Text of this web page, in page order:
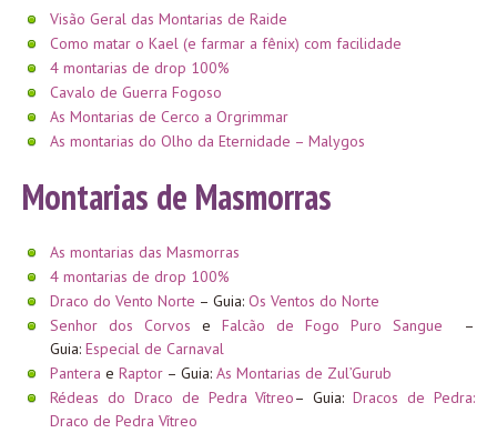
Visão Geral das Montarias de Raide
Como matar o Kael (e farmar a fênix) com facilidade
4 montarias de drop 100%
Cavalo de Guerra Fogoso
As Montarias de Cerco a Orgrimmar
As montarias do Olho da Eternidade – Malygos
Montarias de Masmorras
As montarias das Masmorras
4 montarias de drop 100%
Draco do Vento Norte – Guia: Os Ventos do Norte
Senhor dos Corvos e Falcão de Fogo Puro Sangue –
Guia: Especial de Carnaval
Pantera e Raptor – Guia: As Montarias de Zul’Gurub
Rédeas do Draco de Pedra Vítreo– Guia:Dracos de Pedra:
Draco de Pedra Vítreo